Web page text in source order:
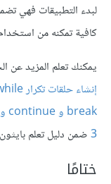
لبدء التطبيقات فهي
كافية تمكنه من
يمكنك تعلم المزيد عن
إنشاء حلقات تكرار while في بايثون 3
3ضمن دليل تعلم
ختامًا